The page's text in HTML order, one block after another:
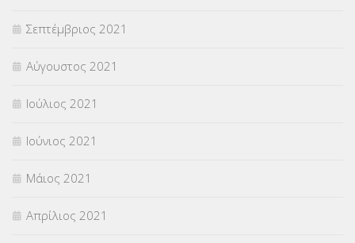
Σεπτέμβριος 2021
Αύγουστος 2021
Ιούλιος 2021
Ιούνιος 2021
Μάιος 2021
Απρίλιος 2021